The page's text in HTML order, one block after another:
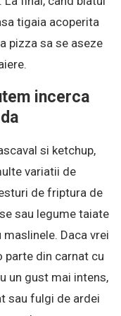
tigaia acoperita
pizza sa se aseze
incerca
si ketchup,
variatii de
de friptura de
sau legume taiate
Daca vrei
parte din carnat cu
un gust mai intens,
sau fulgi de ardei